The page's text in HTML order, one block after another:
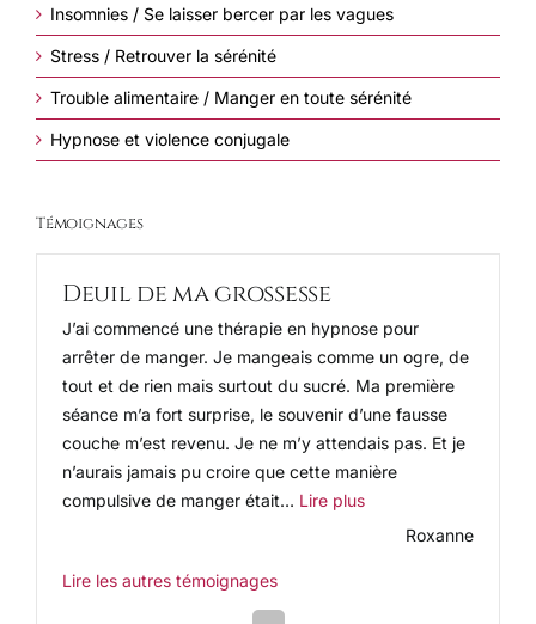
Insomnies / Se laisser bercer par les vagues
Stress / Retrouver la sérénité
Trouble alimentaire / Manger en toute sérénité
Hypnose et violence conjugale
Témoignages
Deuil de ma grossesse
J’ai commencé une thérapie en hypnose pour
arrêter de manger. Je mangeais comme un ogre, de
tout et de rien mais surtout du sucré. Ma première
séance m’a fort surprise, le souvenir d’une fausse
couche m’est revenu. Je ne m’y attendais pas. Et je
n’aurais jamais pu croire que cette manière
compulsive de manger était… Lire plus« Deuil de ma
Roxanne
Lire les autres témoignages